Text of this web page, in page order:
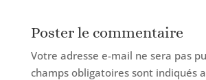
Poster le commentaire
Votre adresse e-mail ne sera pas
champs obligatoires sont indiqués